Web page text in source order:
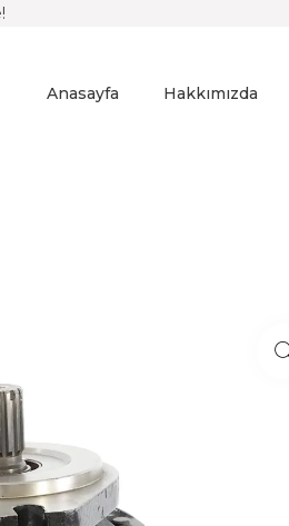
Anasayfa Hakkımızda